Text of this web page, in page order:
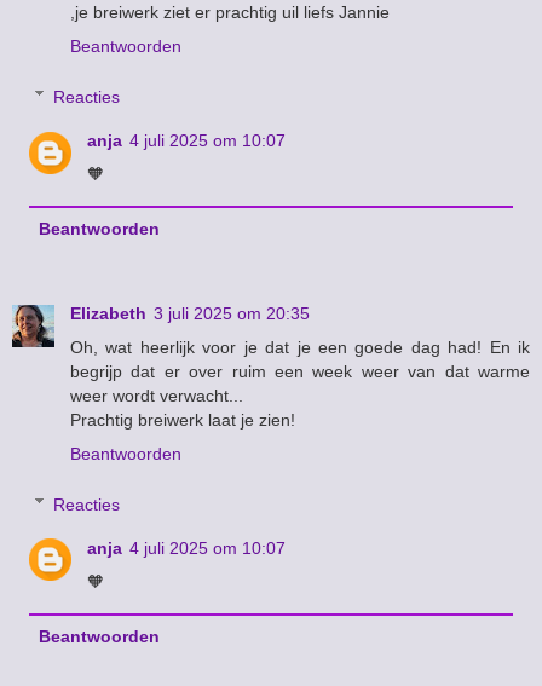
,je breiwerk ziet er prachtig uil liefs Jannie
Beantwoorden
Reacties
anja 4 juli 2025 om 10:07
🧡
Beantwoorden
Elizabeth 3 juli 2025 om 20:35
Oh, wat heerlijk voor je dat je een goede dag had! En ik
begrijp dat er over ruim een week weer van dat warme
weer wordt verwacht...
Prachtig breiwerk laat je zien!
Beantwoorden
Reacties
anja 4 juli 2025 om 10:07
🧡
Beantwoorden